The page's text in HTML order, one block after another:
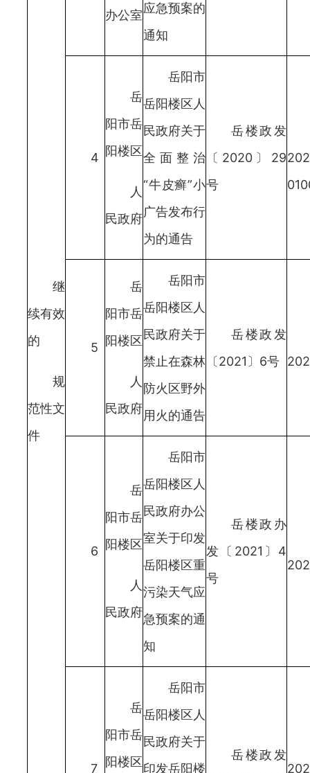
继
续有效
的
规
范性文
件
办公室应急预案的
通知
4
岳
阳市岳
阳楼区
人
民政府
岳阳市
岳阳楼区人
民政府关于
全面整治
“牛皮癣”小
广告发布行
为的通告
岳楼政发
〔2020〕29
号
5
岳
阳市岳
阳楼区
人
民政府
岳阳市
岳阳楼区人
民政府关于
禁止在森林
防火区野外
用火的通告
岳楼政发
〔2021〕6号
6
岳
阳市岳
阳楼区
人
民政府
岳阳市
岳阳楼区人
民政府办公
室关于印发
岳阳楼区重
污染天气应
急预案的通
知
岳楼政办
发〔2021〕4
号
7
岳
阳市岳
阳楼区
岳阳市
岳阳楼区人
民政府关于
印发岳阳楼
岳楼政发